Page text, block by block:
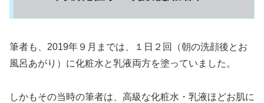
筆者も、2019年９月までは、１日２回（朝の洗顔後とお
風呂あがり）に化粧水と乳液両方を塗っていました。
しかもその当時の筆者は、高級な化粧水・乳液ほどお肌に